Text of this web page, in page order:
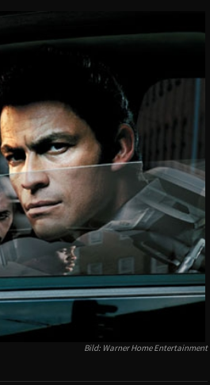
Bild: Warner Home Entertainment